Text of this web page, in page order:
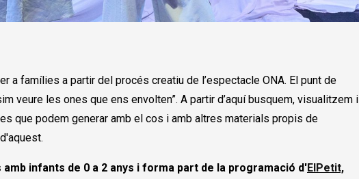
a famílies a partir del procés creatiu de l’espectacle ONA. El punt de
veure les ones que ens envolten”. A partir d’aquí busquem, visualitzem i
que podem generar amb el cos i amb altres materials propis de
infants de 0 a 2 anys i forma part de la programació d'ElPetit,